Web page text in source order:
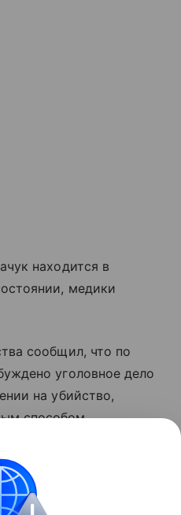
находится в
медики
сообщил, что по
уголовное дело
на убийство,
способом.
производит дроны